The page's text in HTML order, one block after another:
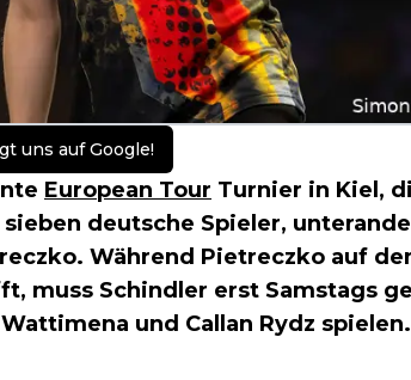
uns auf Google!
European Tour Turnier in Kiel,
deutsche Spieler,
Während Pietreczko auf
muss Schindler erst Samstags
und Callan Rydz spielen.